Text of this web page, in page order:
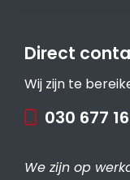
Direct
Wij zijn te
030 677
We zijn op